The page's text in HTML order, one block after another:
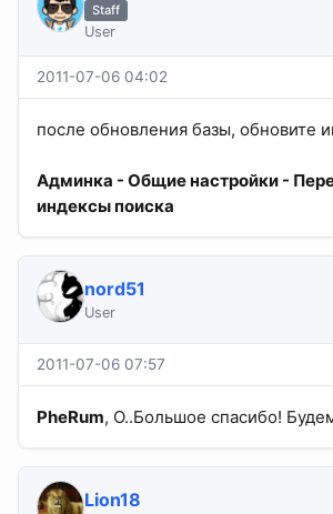
Staff
User
2011-07-06 04:02
после обновления базы, обновите
Админка - Общие настройки -
индексы поиска
nord51
User
2011-07-06 07:57
PheRum, О..Большое спасибо!
Lion18